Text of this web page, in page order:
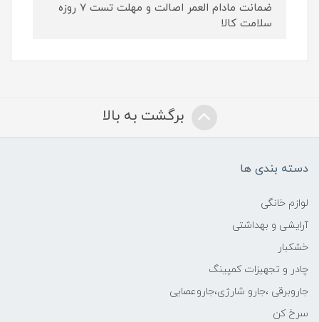
ضمانت مادام العمر اصالت و مهلت تست ۷ روزه
سلامت کالا
برگشت به بالا
دسته بندی ها
لوازم خانگی
آرایشی و بهداشتی
خشکبار
چادر و تجهیزات کمپینگ
جاروبرقی ،جارو شارژی،جاروعصایی
سرخ کن